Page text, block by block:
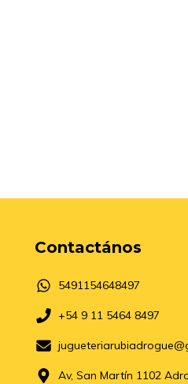
Contactános
5491154648497
+54 9 11 5464 8497
Av, San Martín 1102